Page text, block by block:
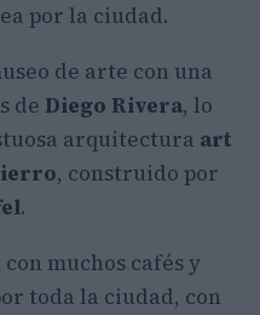
por la ciudad.
de arte con una
de Diego Rivera, lo
arquitectura art
, construido por
.
muchos cafés y
toda la ciudad, con